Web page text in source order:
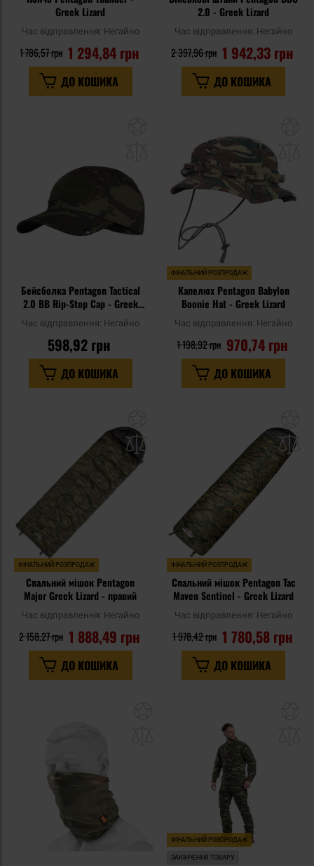
Greek Lizard
Час відправлення: Негайно
1 294,84 грн
1 786,57 грн
ДО КОШИКА
2.0 - Greek Lizard
Час відправлення: Негайно
1 942,33 грн
2 397,96 грн
ДО КОШИКА
уподобань
Бейсболка Pentagon Tactical
2.0 BB Rip-Stop Cap - Greek
Час відправлення: Негайно
598,92 грн
ДО КОШИКА
ФІНАЛЬНИЙ РОЗПРОДАЖ
Капелюх Pentagon Babylon
Boonie Hat - Greek Lizard
Час відправлення: Негайно
970,74 грн
1 198,92 грн
ДО КОШИКА
ФІНАЛЬНИЙ РОЗПРОДАЖ
Спальний мішок Pentagon
Major Greek Lizard - правий
Час відправлення: Негайно
1 888,49 грн
2 158,27 грн
ДО КОШИКА
ФІНАЛЬНИЙ РОЗПРОДАЖ
Спальний мішок Pentagon Tac
Maven Sentinel - Greek Lizard
Час відправлення: Негайно
1 780,58 грн
1 978,42 грн
ДО КОШИКА
ФІНАЛЬНИЙ РОЗПРОДАЖ
ЗАКІНЧЕННЯ ТОВАРУ